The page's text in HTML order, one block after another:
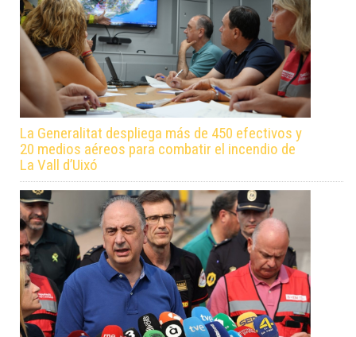
La Generalitat despliega más de 450 efectivos y
20 medios aéreos para combatir el incendio de
La Vall d’Uixó